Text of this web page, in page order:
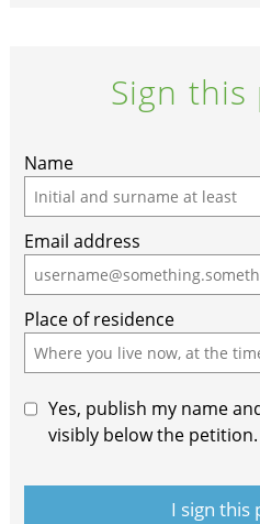
Sign
If
you
are
a
human,
ignore
this
field
Name
Email address
Place of residence
Yes, publish my name
visibly below the petition.